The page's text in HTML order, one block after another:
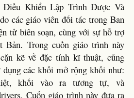
Điều Khiển Lập Trình Được Và
các giáo viên đối tác trong Ban
tử biên soạn, cùng với sự hỗ trợ
Bản. Trong cuốn giáo trình này
kẽ về đặc tính kĩ thuật, cũng
dụng các khối mở rộng khối như:
khối vào ra tương tự, và
Cuốn giáo trình này đưa ra